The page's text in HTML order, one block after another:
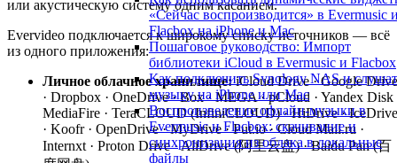
«Сейчас воспроизводится» в Evermusic
Flacbox на iPhone и Mac
Пошаговое руководство: Импорт
библиотеки iCloud в Evermusic и Flacbox
Как подключить Synology NAS и
музыку на iPhone или Mac
Воспроизведение офлайн-музыки в
Evermusic и Flacbox: скачивание и
синхронизация из облака в локальные
файлы
или акустическую систему одним касанием.
Evervideo подключается к широкому списку источников — всё
из одного приложения:
Личное облачное хранилище:iCloud Drive · Google Drive
· Dropbox · OneDrive · Box · MEGA · pCloud · Yandex Disk
MediaFire · TeraCLOUD (InfiniCLOUD) · HiDrive · IceDrive
· Koofr · OpenDrive · MyDrive · Put.io · Cloud Mail.ru ·
Internxt · Proton Drive · AliDrive (阿里云盘) · Baidu Pan (百